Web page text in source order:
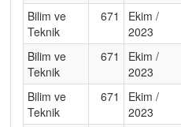
Bilim ve
Teknik
671
Ekim /
2023
Bilim ve
Teknik
671
Ekim /
2023
Bilim ve
Teknik
671
Ekim /
2023